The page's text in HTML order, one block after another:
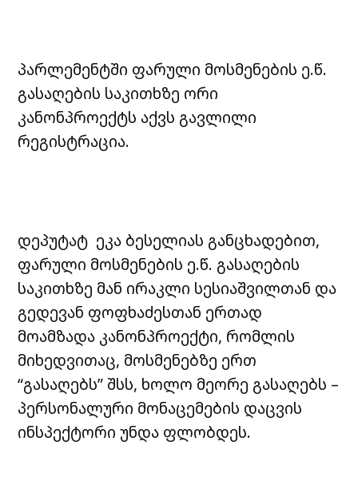
პარლემენტში ფარული მოსმენების ე.წ.
გასაღების საკითხზე ორი
კანონპროექტს აქვს გავლილი
რეგისტრაცია.
დეპუტატ ეკა ბესელიას განცხადებით,
ფარული მოსმენების ე.წ. გასაღების
საკითხზე მან ირაკლი სესიაშვილთან და
გედევან ფოფხაძესთან ერთად
მოამზადა კანონპროექტი, რომლის
მიხედვითაც, მოსმენებზე ერთ
“გასაღებს” შსს, ხოლო მეორე გასაღებს –
პერსონალური მონაცემების დაცვის
ინსპექტორი უნდა ფლობდეს.